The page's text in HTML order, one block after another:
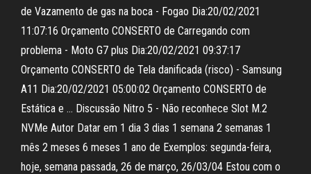
de Vazamento de gas na boca - Fogao Dia:20/02/2021
11:07:16 Orçamento CONSERTO de Carregando com
problema - Moto G7 plus Dia:20/02/2021 09:37:17
Orçamento CONSERTO de Tela danificada (risco) - Samsung
A11 Dia:20/02/2021 05:00:02 Orçamento CONSERTO de
Estática e … Discussão Nitro 5 - Não reconhece Slot M.2
NVMe Autor Datar em 1 dia 3 dias 1 semana 2 semanas 1
mês 2 meses 6 meses 1 ano de Exemplos: segunda-feira,
hoje, semana passada, 26 de março, 26/03/04 Estou com o